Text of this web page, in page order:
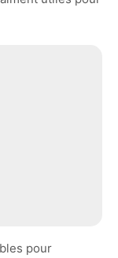
pour